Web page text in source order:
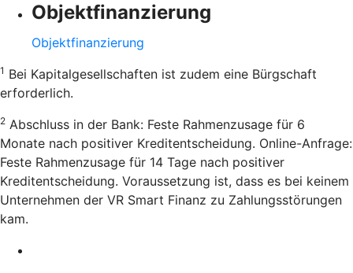
Objektfinanzierung
Objektfinanzierung
1 Bei Kapitalgesellschaften ist zudem eine Bürgschaft
erforderlich.
2 Abschluss in der Bank: Feste Rahmenzusage für 6
Monate nach positiver Kreditentscheidung. Online-Anfrage:
Feste Rahmenzusage für 14 Tage nach positiver
Kreditentscheidung. Voraussetzung ist, dass es bei keinem
Unternehmen der VR Smart Finanz zu Zahlungsstörungen
kam.